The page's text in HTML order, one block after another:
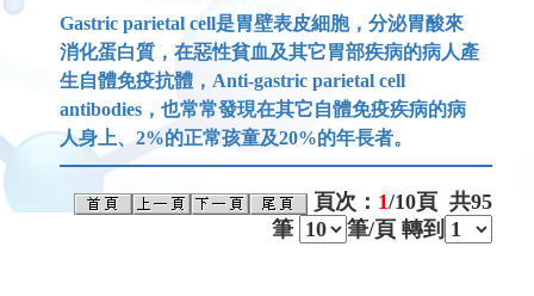
Gastric parietal cell是胃壁表皮細胞，分泌胃酸來
消化蛋白質，在惡性貧血及其它胃部疾病的病人產
生自體免疫抗體，Anti-gastric parietal cell
antibodies，也常常發現在其它自體免疫疾病的病
人身上、2%的正常孩童及20%的年長者。
頁次： 1/10頁 共95
筆
筆/頁 轉到